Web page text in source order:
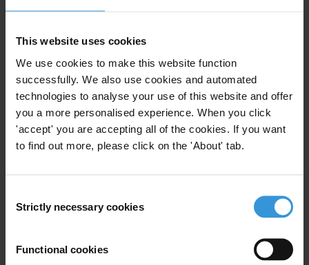
This website uses cookies
We use cookies to make this website function
successfully. We also use cookies and automated
technologies to analyse your use of this website and offer
you a more personalised experience. When you click
'accept' you are accepting all of the cookies. If you want
to find out more, please click on the 'About' tab.
Selection
Strictly necessary cookies
Functional cookies
For any press enquiries please contact
Mrs Cecilia Lanzara
F:+ 511-446-8943
clanzara@proetica.org.pe
Email address *